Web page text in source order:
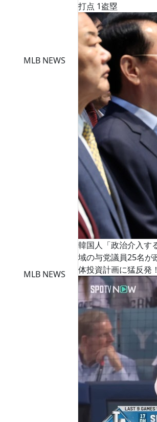
MLB NEWS
MLB NEWS
打点 1盗塁
韓国人「政治介入す
域の与党議員25名が
体投資計画に猛反発！